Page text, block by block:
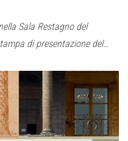
Sala Restagno del
di presentazione del…